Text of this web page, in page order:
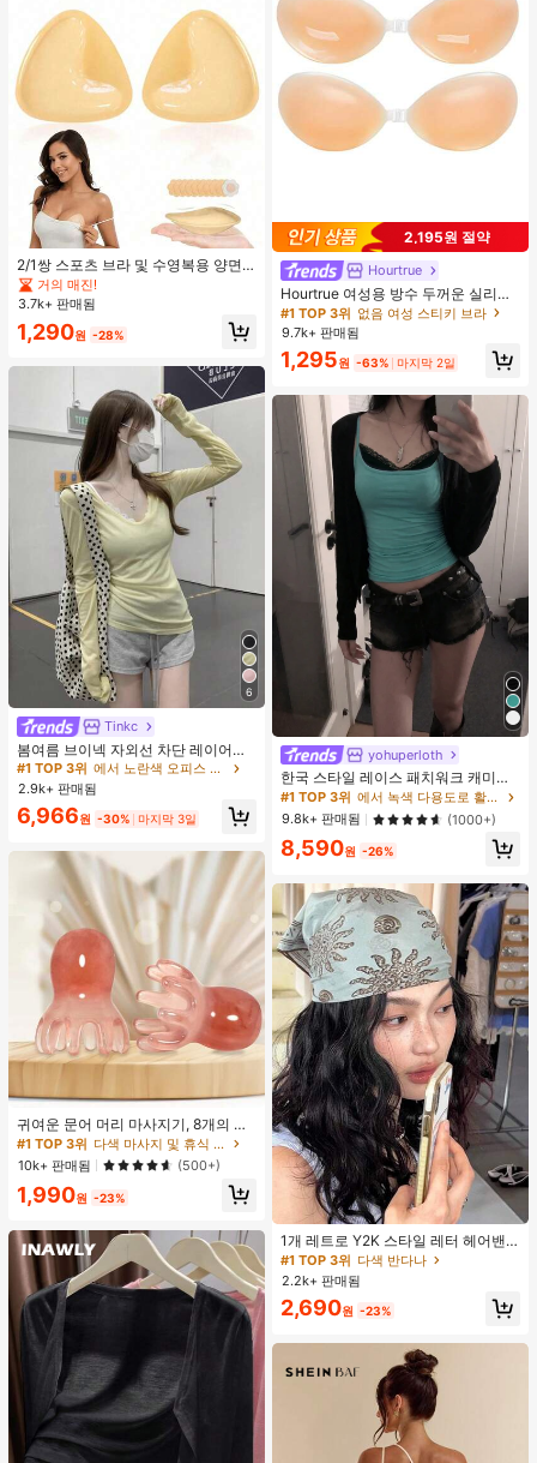
2/1쌍 스포츠 브라 및 수영복용 양면
접착 브라 패드
거의 매진!
3.7k+ 판매됨
1,290원 -28%
6
Tinkc
봄여름 브이넥 자외선 차단 레이어링
다용도 긴팔 티셔츠 여성용 탑, 유로
썸머 옐로우
#1 TOP 3위
거의 매진!
#1 TOP 3위
에서 노란색 오피스 데일리 탑
거의 매진!
#1 TOP 3위
에서 노란색 오피스 데일리 탑
거의 매진!
#1 TOP 3위
2.9k+ 판매됨
6,966원 -30% 마지막 3일
귀여운 문어 머리 마사지기, 8개의 촉
수, 머리 마사지기, 괄사 페이셜 도구,
머리 & 몸 이완, 독특한 마사지 포인
트, 수동 딥 티슈 마사지 도구, 학교, 개
학, 여행, 여행 필수품, 가정 필수품, 스
파, 마사지 도구, 마사지
#1 TOP 3위
다색 마사지 및 휴식 도구
10k+ 판매됨
(500+)
1,990원 -23%
2,195원 절약
Hourtrue
Hourtrue 여성용 방수 두꺼운 실리콘
가슴 페탈, 작은 가슴 리프트업 & 푸시
인용, 웨딩 촬영 및 들러리용
#1 TOP 3위 없음 여성 스티키 브라
9.7k+ 판매됨
1,295원 -63% 마지막 2일
yohuperloth
한국 스타일 레이스 패치워크 캐미솔
탱크 탑, Y2K 에스테틱, 스트리트웨어
캐주얼 여름
#1 TOP 3위
에서 녹색 다용도로 활용 가능한 데일리 탑
9.8k+ 판매됨
(1000+)
8,590원 -26%
1개 레트로 Y2K 스타일 레터 헤어밴
드, 스트리트 패션 다용도 헤어 스카프
여성용 여름 헤어 액세서리 여성 반다
나
#1 TOP 3위 다색 반다나
거의 매진!
#1 TOP 3위 다색 반다나
거의 매진!
#1 TOP 3위 다색 반다나
거의 매진!
#1 TOP 3위
다색 반다나
2.2k+ 판매됨
2,690원 -23%